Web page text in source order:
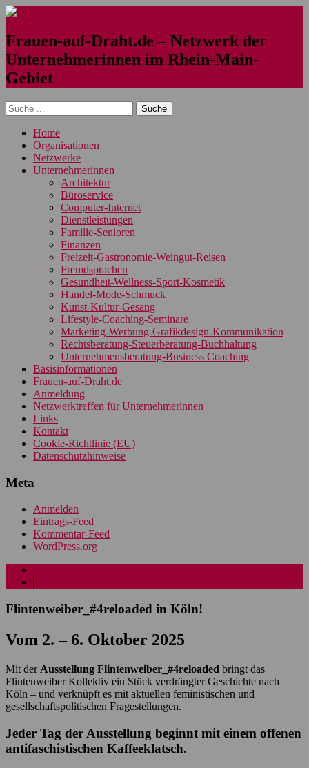
Frauen-auf-Draht.de – Netzwerk der
Unternehmerinnen im Rhein-Main-
Gebiet
Home
Organisationen
Netzwerke
Unternehmerinnen
Architektur
Büroservice
Computer-Internet
Dienstleistungen
Familie-Senioren
Finanzen
Freizeit-Gastronomie-Weingut-Reisen
Fremdsprachen
Gesundheit-Wellness-Sport-Kosmetik
Handel-Mode-Schmuck
Kunst-Kultur-Gesang
Lifestyle-Coaching-Seminare
Marketing-Werbung-Grafikdesign-Kommunikation
Rechtsberatung-Steuerberatung-Buchhaltung
Unternehmensberatung-Business Coaching
Basisinformationen
Frauen-auf-Draht.de
Anmeldung
Netzwerktreffen für Unternehmerinnen
Links
Kontakt
Cookie-Richtlinie (EU)
Datenschutzhinweise
Meta
Anmelden
Eintrags-Feed
Kommentar-Feed
WordPress.org
Flintenweiber_#4reloaded in Köln!
Vom 2. – 6. Oktober 2025
Mit der Ausstellung Flintenweiber_#4reloaded bringt das
Flintenweiber Kollektiv ein Stück verdrängter Geschichte nach
Köln – und verknüpft es mit aktuellen feministischen und
gesellschaftspolitischen Fragestellungen.
Jeder Tag der Ausstellung beginnt mit einem offenen
antifaschistischen Kaffeeklatsch.